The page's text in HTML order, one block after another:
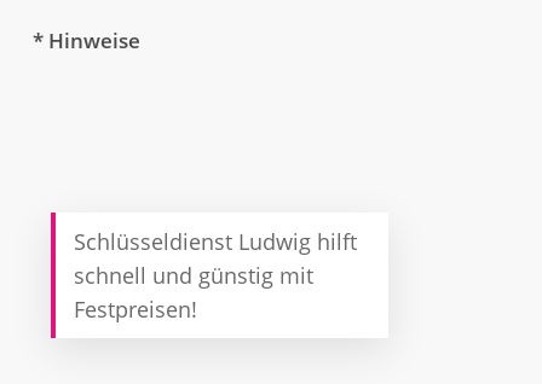
* Hinweise
Schlüsseldienst Ludwig hilft
schnell und günstig mit
Festpreisen!